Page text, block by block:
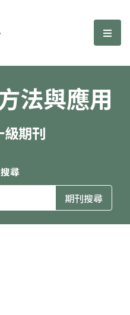
應用期刊 選
法與應用
級期刊
尋